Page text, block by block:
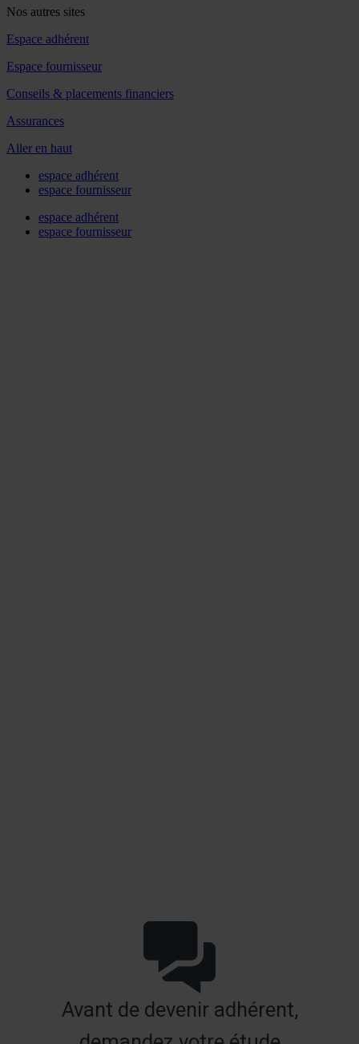
Nos autres sites
Espace adhérent
Espace fournisseur
Conseils & placements financiers
Assurances
Aller en haut
espace adhérent
espace fournisseur
espace adhérent
espace fournisseur